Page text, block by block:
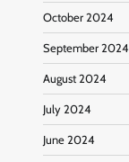
October 2024
September 2024
August 2024
July 2024
June 2024